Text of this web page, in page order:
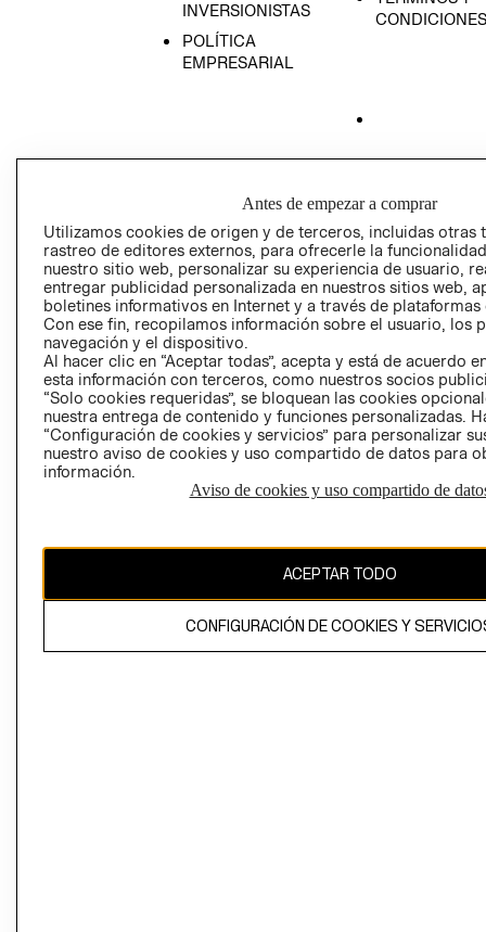
INVERSIONISTAS
POLÍTICA
EMPRESARIAL
CONDICIONES
GIFT CARD
AVISO DE
Perú (S/)
CAMBIAR REGIÓN
propiedad de H&M Hennes & Mauritz AB
Antes de empezar a comprar
Utilizamos cookies de origen y de terceros, incluidas otras
rastreo de editores externos, para ofrecerle la
nuestro sitio web, personalizar su experiencia de usuario,
entregar publicidad personalizada en nuestros sitios web,
boletines informativos en Internet y a través de plataformas
Con ese fin, recopilamos información sobre el usuario, los
navegación y el dispositivo.
Al hacer clic en “Aceptar todas”, acepta y está de acuerdo
esta información con terceros, como nuestros socios
“Solo cookies requeridas”, se bloquean las cookies
nuestra entrega de contenido y funciones personalizadas.
“Configuración de cookies y servicios” para personalizar
nuestro aviso de cookies y uso compartido de datos para
información.
Aviso de cookies y uso compartido de
ACEPTAR TODO
CONFIGURACIÓN DE COOKIES Y